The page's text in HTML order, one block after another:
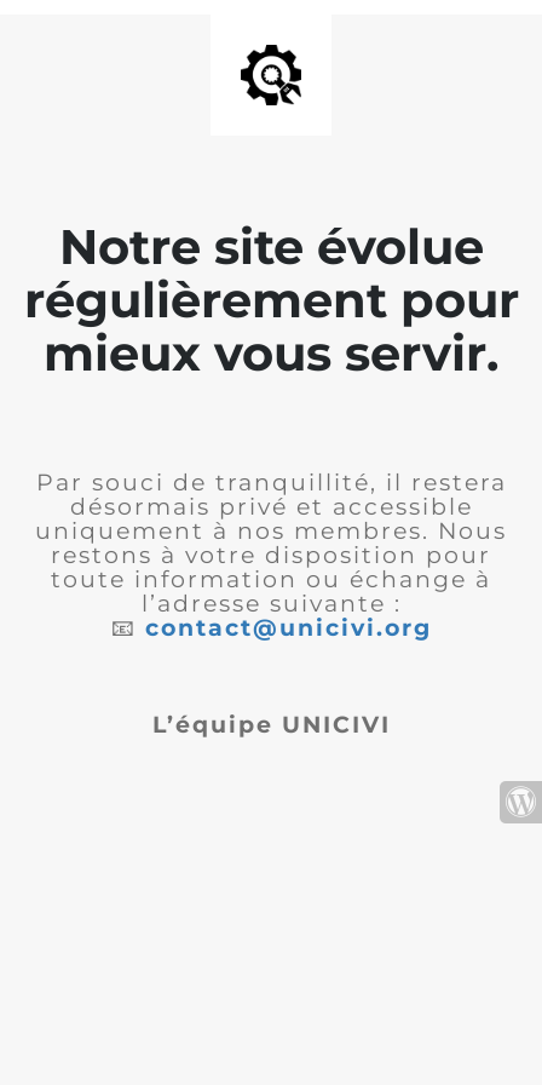
Notre site évolue
régulièrement pour
mieux vous servir.
Par souci de tranquillité, il restera
désormais privé et accessible
uniquement à nos membres. Nous
restons à votre disposition pour
toute information ou échange à
l’adresse suivante :
📧 contact@unicivi.org
L’équipe UNICIVI